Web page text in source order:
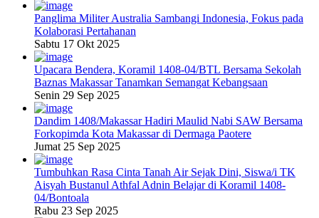
Panglima Militer Australia Sambangi Indonesia, Fokus pada
Kolaborasi Pertahanan
Sabtu 17 Okt 2025
Upacara Bendera, Koramil 1408-04/BTL Bersama Sekolah
Baznas Makassar Tanamkan Semangat Kebangsaan
Senin 29 Sep 2025
Dandim 1408/Makassar Hadiri Maulid Nabi SAW Bersama
Forkopimda Kota Makassar di Dermaga Paotere
Jumat 25 Sep 2025
Tumbuhkan Rasa Cinta Tanah Air Sejak Dini, Siswa/i TK
Aisyah Bustanul Athfal Adnin Belajar di Koramil 1408-
04/Bontoala
Rabu 23 Sep 2025